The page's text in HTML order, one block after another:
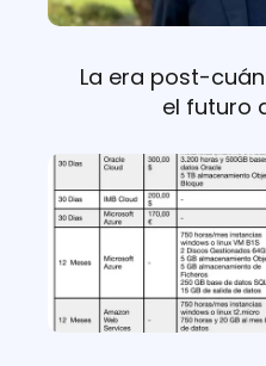
La era post-
el futuro